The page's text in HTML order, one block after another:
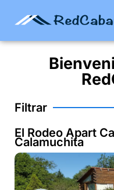
Filtrar
El Rodeo Apart
Calamuchita